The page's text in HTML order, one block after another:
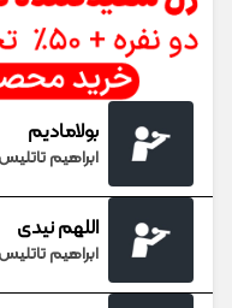
بولامادیم
ابراهیم تاتلیس
اللهم نیدی
ابراهیم تاتلیس